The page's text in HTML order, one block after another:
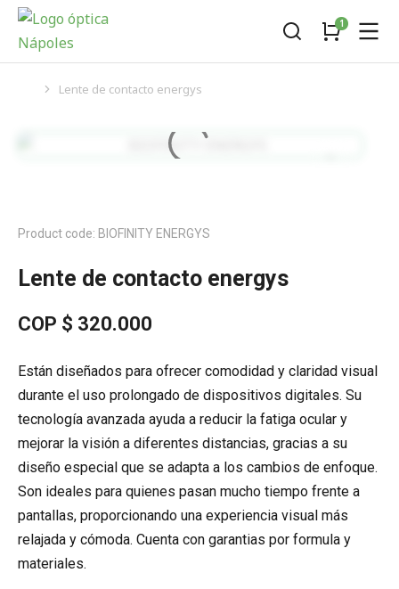
You are here:
Lente de contacto energys
Product code: BIOFINITY ENERGYS
Lente de contacto energys
COP $ 320.000
Están diseñados para ofrecer comodidad y claridad visual
durante el uso prolongado de dispositivos digitales. Su
tecnología avanzada ayuda a reducir la fatiga ocular y
mejorar la visión a diferentes distancias, gracias a su
diseño especial que se adapta a los cambios de enfoque.
Son ideales para quienes pasan mucho tiempo frente a
pantallas, proporcionando una experiencia visual más
relajada y cómoda. Cuenta con garantias por formula y
materiales.